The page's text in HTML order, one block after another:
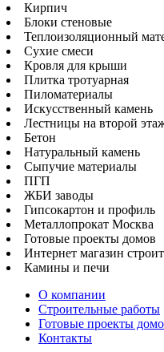
Кирпич
Блоки стеновые
Теплоизоляционный
Сухие смеси
Кровля для крыши
Плитка тротуарная
Пиломатериалы
Искусственный камень
Лестницы на второй
Бетон
Натуральный камень
Сыпучие материалы
ПГП
ЖБИ заводы
Гипсокартон и профиль
Металлопрокат Москва
Готовые проекты домов
Интернет магазин
Камины и печи
О компании
Строительные работы
Готовые проекты
Контакты